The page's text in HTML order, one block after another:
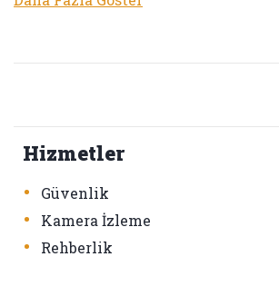
Hizmetler
• Güvenlik
• Kamera İzleme
• Rehberlik